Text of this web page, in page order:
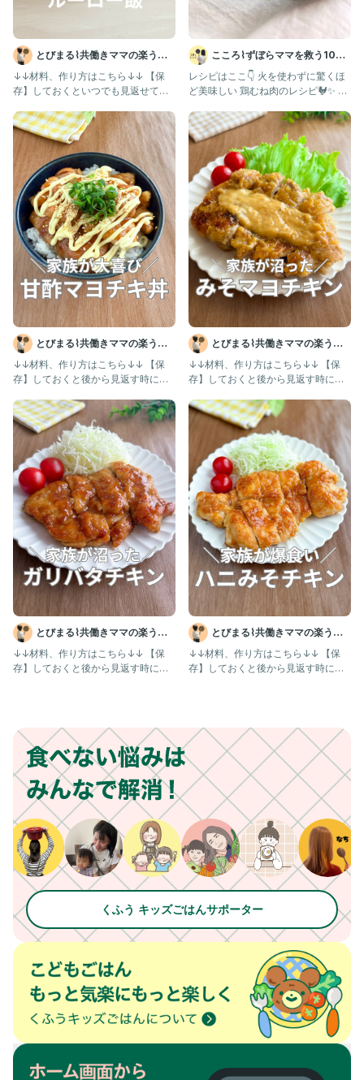
とびまる⌇共働きママの楽うま
レシピ
↓↓材料、作り方はこちら↓↓ 【保
存】しておくといつでも見返せて便
とびまる⌇共働きママの楽うま
レシピ
↓↓材料、作り方はこちら↓↓ 【保
存】しておくと後から見返す時に便
とびまる⌇共働きママの楽うま
レシピ
↓↓材料、作り方はこちら↓↓ 【保
存】しておくと後から見返す時に便
こころ⌇ずぼらママを救う10分
レシピ😋
レシピはここ👇 火を使わずに驚くほ
ど美味しい 鶏むね肉のレシピ🐓✨ 一
とびまる⌇共働きママの楽うま
レシピ
↓↓材料、作り方はこちら↓↓ 【保
存】しておくと後から見返す時に便
とびまる⌇共働きママの楽うま
レシピ
↓↓材料、作り方はこちら↓↓ 【保
存】しておくと後から見返す時に便
くふう キッズごはんサポーター